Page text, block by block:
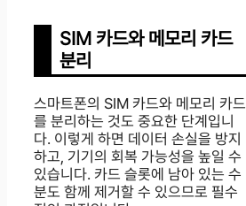
SIM 카드와 메모리 카드
분리
스마트폰의 SIM 카드와 메모리 카드
를 분리하는 것도 중요한 단계입니
다. 이렇게 하면 데이터 손실을 방지
하고, 기기의 회복 가능성을 높일 수
있습니다. 카드 슬롯에 남아 있는 수
분도 함께 제거할 수 있으므로 필수